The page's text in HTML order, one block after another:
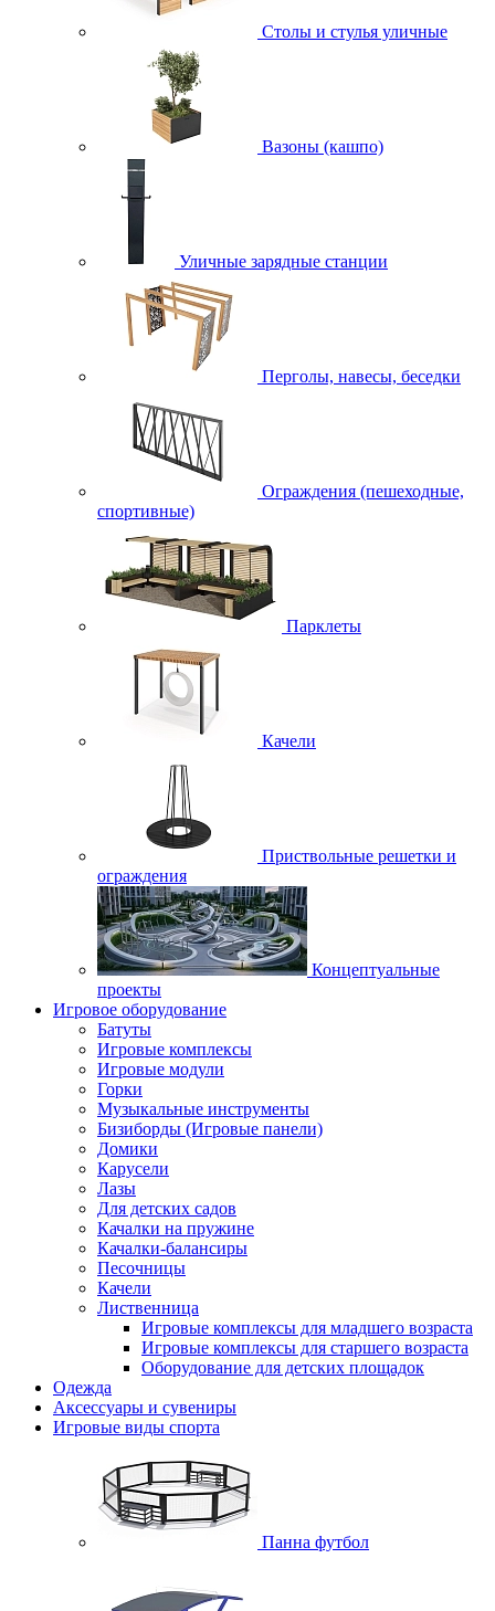
Столы и стулья уличные
Вазоны (кашпо)
Уличные зарядные станции
Перголы, навесы, беседки
Ограждения (пешеходные,
спортивные)
Парклеты
Качели
Приствольные решетки и
ограждения
Концептуальные
проекты
Игровое оборудование
Батуты
Игровые комплексы
Игровые модули
Горки
Музыкальные инструменты
Бизиборды (Игровые панели)
Домики
Карусели
Лазы
Для детских садов
Качалки на пружине
Качалки-балансиры
Песочницы
Качели
Лиственница
Игровые комплексы для младшего возраста
Игровые комплексы для старшего возраста
Оборудование для детских площадок
Одежда
Аксессуары и сувениры
Игровые виды спорта
Панна футбол